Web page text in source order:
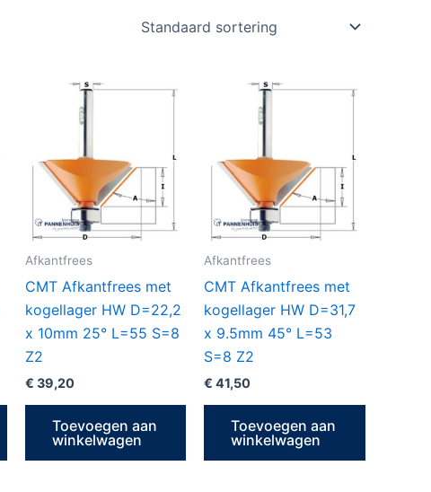
Afkantfrees
CMT Afkantfrees met
kogellager HW D=22,2
x 10mm 25° L=55 S=8
Z2
€ 39,20
Toevoegen aan
winkelwagen
Afkantfrees
CMT Afkantfrees met
kogellager HW D=31,7
x 9.5mm 45° L=53
S=8 Z2
€ 41,50
Toevoegen aan
winkelwagen